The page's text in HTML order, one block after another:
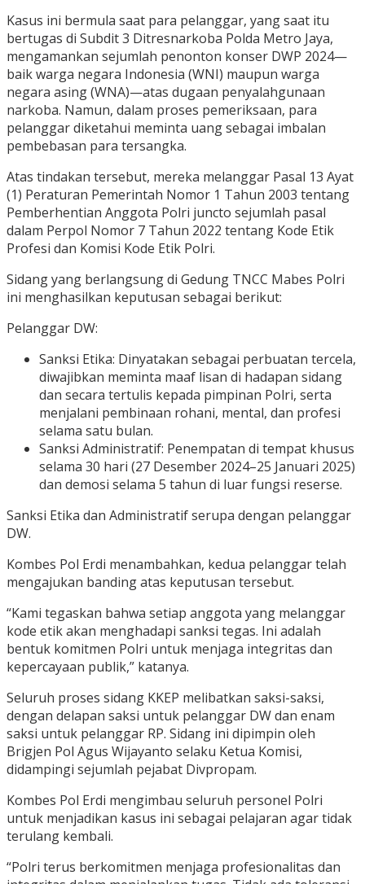
Kasus ini bermula saat para pelanggar, yang saat itu
bertugas di Subdit 3 Ditresnarkoba Polda Metro Jaya,
mengamankan sejumlah penonton konser DWP 2024—
baik warga negara Indonesia (WNI) maupun warga
negara asing (WNA)—atas dugaan penyalahgunaan
narkoba. Namun, dalam proses pemeriksaan, para
pelanggar diketahui meminta uang sebagai imbalan
pembebasan para tersangka.
Atas tindakan tersebut, mereka melanggar Pasal 13 Ayat
(1) Peraturan Pemerintah Nomor 1 Tahun 2003 tentang
Pemberhentian Anggota Polri juncto sejumlah pasal
dalam Perpol Nomor 7 Tahun 2022 tentang Kode Etik
Profesi dan Komisi Kode Etik Polri.
Sidang yang berlangsung di Gedung TNCC Mabes Polri
ini menghasilkan keputusan sebagai berikut:
Pelanggar DW:
Sanksi Etika: Dinyatakan sebagai perbuatan tercela,
diwajibkan meminta maaf lisan di hadapan sidang
dan secara tertulis kepada pimpinan Polri, serta
menjalani pembinaan rohani, mental, dan profesi
selama satu bulan.
Sanksi Administratif: Penempatan di tempat khusus
selama 30 hari (27 Desember 2024–25 Januari 2025)
dan demosi selama 5 tahun di luar fungsi reserse.
Sanksi Etika dan Administratif serupa dengan pelanggar
DW.
Kombes Pol Erdi menambahkan, kedua pelanggar telah
mengajukan banding atas keputusan tersebut.
“Kami tegaskan bahwa setiap anggota yang melanggar
kode etik akan menghadapi sanksi tegas. Ini adalah
bentuk komitmen Polri untuk menjaga integritas dan
kepercayaan publik,” katanya.
Seluruh proses sidang KKEP melibatkan saksi-saksi,
dengan delapan saksi untuk pelanggar DW dan enam
saksi untuk pelanggar RP. Sidang ini dipimpin oleh
Brigjen Pol Agus Wijayanto selaku Ketua Komisi,
didampingi sejumlah pejabat Divpropam.
Kombes Pol Erdi mengimbau seluruh personel Polri
untuk menjadikan kasus ini sebagai pelajaran agar tidak
terulang kembali.
“Polri terus berkomitmen menjaga profesionalitas dan